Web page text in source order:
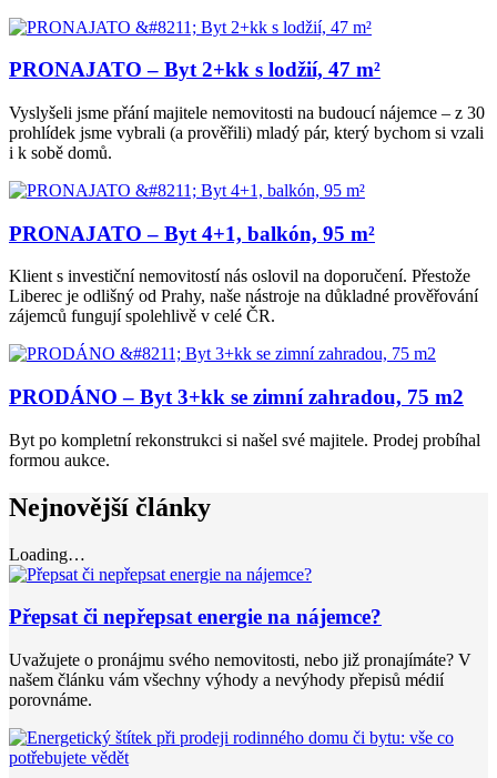
PRONAJATO – Byt 2+kk s lodžií, 47 m²
Vyslyšeli jsme přání majitele nemovitosti na budoucí nájemce – z 30
prohlídek jsme vybrali (a prověřili) mladý pár, který bychom si vzali
i k sobě domů.
PRONAJATO – Byt 4+1, balkón, 95 m²
Klient s investiční nemovitostí nás oslovil na doporučení. Přestože
Liberec je odlišný od Prahy, naše nástroje na důkladné prověřování
zájemců fungují spolehlivě v celé ČR.
PRODÁNO – Byt 3+kk se zimní zahradou, 75 m2
Byt po kompletní rekonstrukci si našel své majitele. Prodej probíhal
formou aukce.
Nejnovější články
Loading…
Přepsat či nepřepsat energie na nájemce?
Uvažujete o pronájmu svého nemovitosti, nebo již pronajímáte? V
našem článku vám všechny výhody a nevýhody přepisů médií
porovnáme.